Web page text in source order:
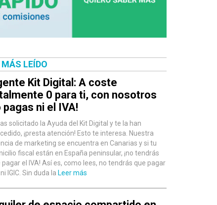
MÁS LEÍDO
Kit Digital: A coste
0 para ti, con nosotros
pagas ni el IVA!
solicitado la Ayuda del Kit Digital y te la han
¡presta atención! Esto te interesa. Nuestra
de marketing se encuentra en Canarias y si tu
fiscal están en España peninsular, ¡no tendrás
pagar el IVA! Así es, como lees, no tendrás que pagar
ni IGIC. Sin duda la Leer más